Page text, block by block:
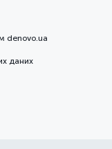
denovo.ua
даних